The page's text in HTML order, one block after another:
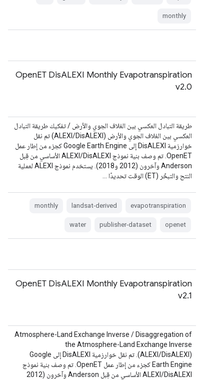
monthly
OpenET DisALEXI Monthly Evapotranspiration
v2.0
طريقة التبادل العكسي بين الغلاف الجوي والأرض / تفكيك طريقة التبادل
العكسي بين الغلاف الجوي والأرض (ALEXI/DisALEXI) تم نقل
خوارزمية DisALEXI إلى Google Earth Engine كجزء من إطار عمل
OpenET. تم وصف بنية نموذج ALEXI/DisALEXI الأساسي من قِبل
Anderson وآخرون (2012 و2018). يستخدم نموذج ALEXI لعملية
النتح والتبخّر (ET) الوقت تحديدًا …
evapotranspiration
landsat-derived
monthly
openet
publisher-dataset
water
OpenET DisALEXI Monthly Evapotranspiration
v2.1
Atmosphere-Land Exchange Inverse / Disaggregation of
the Atmosphere-Land Exchange Inverse
(ALEXI/DisALEXI). تم نقل خوارزمية DisALEXI إلى Google
Earth Engine كجزء من إطار عمل OpenET. تم وصف بنية نموذج
ALEXI/DisALEXI الأساسي من قِبل Anderson وآخرون (2012